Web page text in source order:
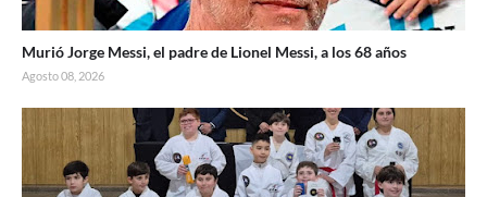
Murió Jorge Messi, el padre de Lionel Messi, a los 68 años
Agosto 08, 2026